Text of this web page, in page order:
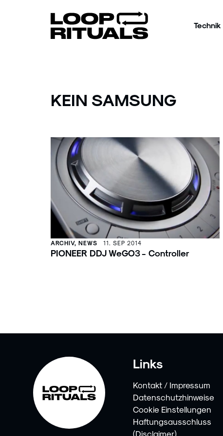
Technik
KEIN SAMSUNG
ARCHIV, NEWS 11. SEP 2014
PIONEER DDJ WeGO3 - Controller
Links
Kontakt / Impressum
Datenschutzhinweise
Cookie Einstellungen
Haftungsausschluss
(Disclaimer)